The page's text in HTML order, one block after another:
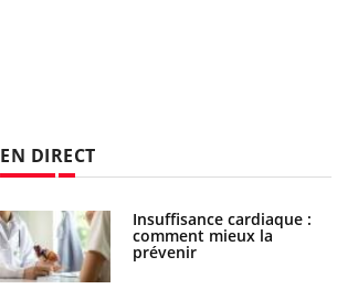
EN DIRECT
Insuffisance cardiaque :
comment mieux la
prévenir